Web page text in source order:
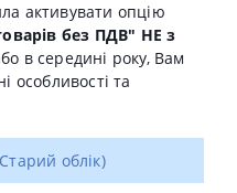
активувати опцію
без ПДВ" НЕ з
в середині року, Вам
особливості та
облік)